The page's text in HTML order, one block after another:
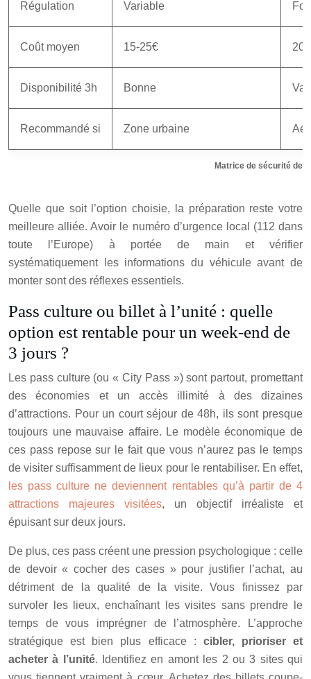
Matrice de sécurité
Régulation Variable
Coût moyen 15-25€ 20-
Disponibilité 3h Bonne
Recommandé si Zone urbaine
Quelle que soit l’option choisie, la préparation reste votre
meilleure alliée. Avoir le numéro d’urgence local (112 dans
toute l’Europe) à portée de main et vérifier
systématiquement les informations du véhicule avant de
monter sont des réflexes essentiels.
Pass culture ou billet à l’unité : quelle
option est rentable pour un week-end de
3 jours ?
Les pass culture (ou « City Pass ») sont partout, promettant
des économies et un accès illimité à des dizaines
d’attractions. Pour un court séjour de 48h, ils sont presque
toujours une mauvaise affaire. Le modèle économique de
ces pass repose sur le fait que vous n’aurez pas le temps
de visiter suffisamment de lieux pour le rentabiliser. En effet,
les pass culture ne deviennent rentables qu’à partir de 4
attractions majeures visitées, un objectif irréaliste et
épuisant sur deux jours.
De plus, ces pass créent une pression psychologique : celle
de devoir « cocher des cases » pour justifier l’achat, au
détriment de la qualité de la visite. Vous finissez par
survoler les lieux, enchaînant les visites sans prendre le
temps de vous imprégner de l’atmosphère. L’approche
stratégique est bien plus efficace : cibler, prioriser et
acheter à l’unité. Identifiez en amont les 2 ou 3 sites qui